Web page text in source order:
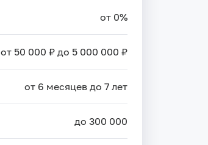
от 0%
от 50 000 ₽ до 5 000 000 ₽
от 6 месяцев до 7 лет
до 300 000